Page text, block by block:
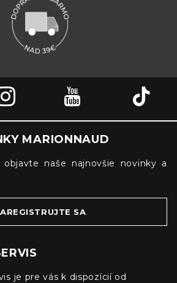
MARIONNAUD
naše najnovšie novinky a
SA
je pre vás k dispozícií od